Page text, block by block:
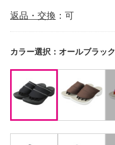
返品・交換 ：可
カラー選択： オールブラック